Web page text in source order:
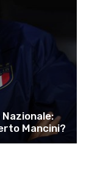
Mancini?